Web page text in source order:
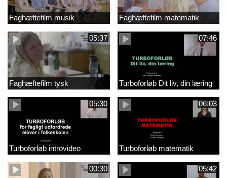
Faghæftefilm musik Faghæftefilm matematik
05:37
Faghæftefilm tysk
07:46
Turboforløb Dit liv, din læring
05:30
Turboforløb introvideo
06:03
Turboforløb matematik
00:30 05:42